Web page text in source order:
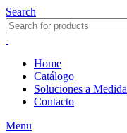
Search
Home
Catálogo
Soluciones a Medida
Contacto
Menu